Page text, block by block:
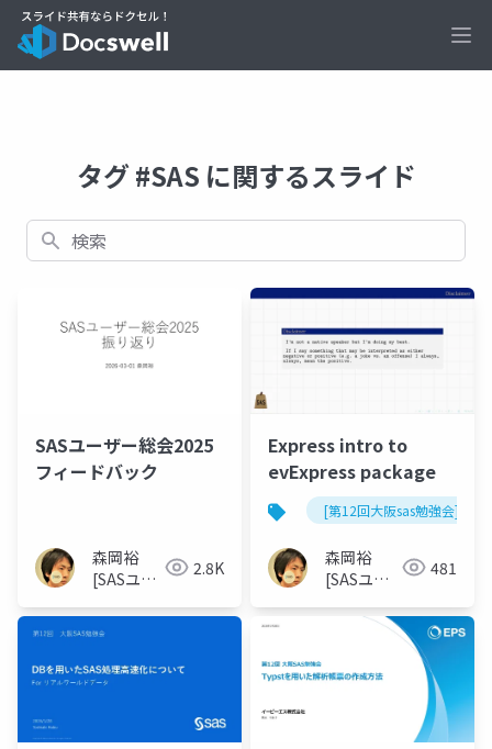
タグ #SAS に関するスライド
検索
SASユーザー総会2025
フィードバック
森岡裕
[SASユー
世話人]
2.8K
Express intro to
evExpress package
[第12回大阪sas勉強会]
森岡裕
[SASユー
481